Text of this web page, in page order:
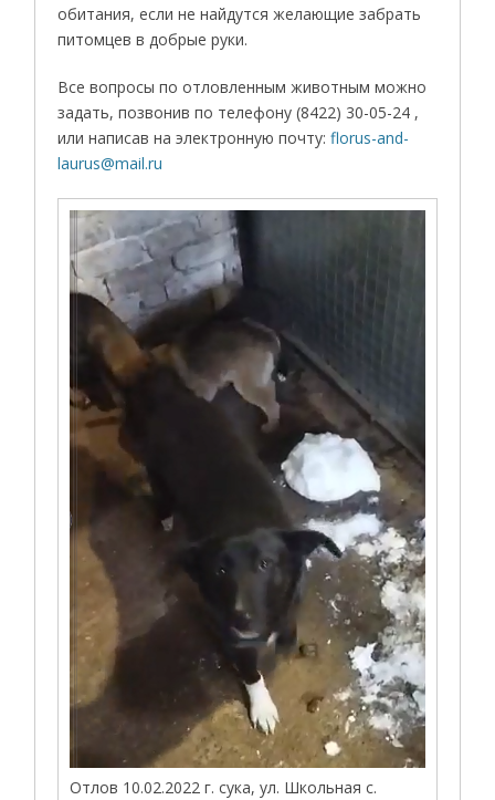
обитания, если не найдутся желающие забрать
питомцев в добрые руки.
Все вопросы по отловленным животным можно
задать, позвонив по телефону (8422) 30-05-24 ,
или написав на электронную почту:florus-and-
laurus@mail.ru
Отлов 10.02.2022 г. сука, ул. Школьная с.